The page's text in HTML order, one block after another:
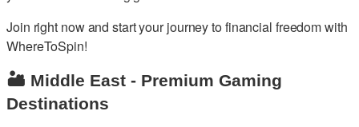
Join right now and start your journey to financial freedom with
WhereToSpin!
🏜️ Middle East - Premium Gaming
Destinations